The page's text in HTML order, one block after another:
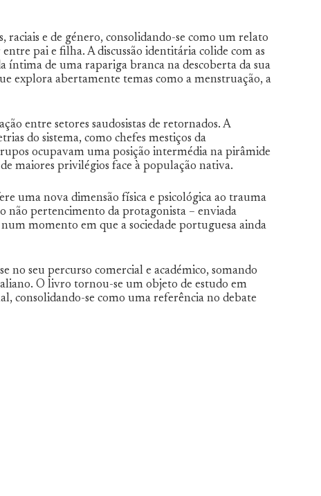
raciais e de género, consolidando-se como um relato
pai e filha. A discussão identitária colide com as
de uma rapariga branca na descoberta da sua
explora abertamente temas como a menstruação, a
entre setores saudosistas de retornados. A
do sistema, como chefes mestiços da
ocupavam uma posição intermédia na pirâmide
maiores privilégios face à população nativa.
uma nova dimensão física e psicológica ao trauma
não pertencimento da protagonista – enviada
momento em que a sociedade portuguesa ainda
no seu percurso comercial e académico, somando
O livro tornou-se um objeto de estudo em
consolidando-se como uma referência no debate